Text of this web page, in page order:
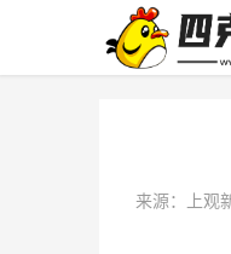
来源：上观